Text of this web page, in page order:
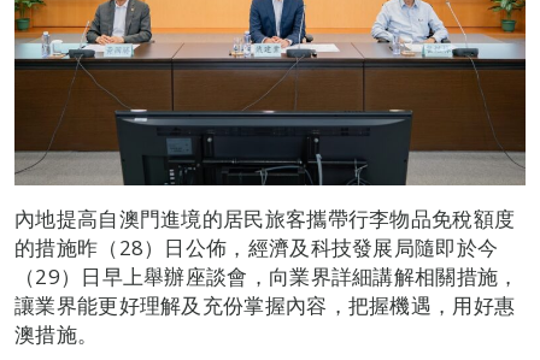
內地提高自澳門進境的居民旅客攜帶行李物品免稅額度
的措施昨（28）日公佈，經濟及科技發展局隨即於今
（29）日早上舉辦座談會，向業界詳細講解相關措施，
讓業界能更好理解及充份掌握內容，把握機遇，用好惠
澳措施。